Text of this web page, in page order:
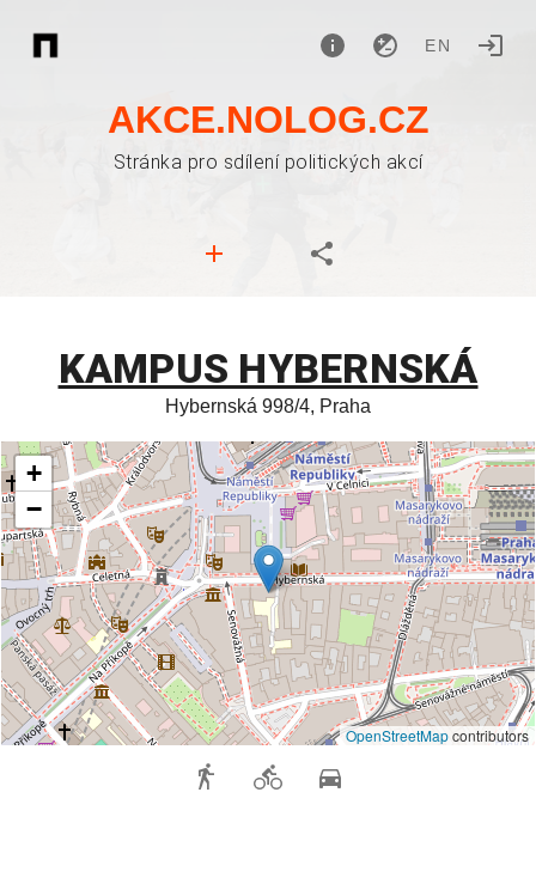
EN
AKCE.NOLOG.CZ
Stránka pro sdílení politických akcí
KAMPUS HYBERNSKÁ
Hybernská 998/4, Praha
+
−
OpenStreetMapcontributors